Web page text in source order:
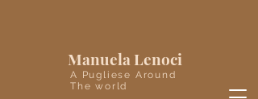
A Pugliese Around
The world
Manuela Lenoci